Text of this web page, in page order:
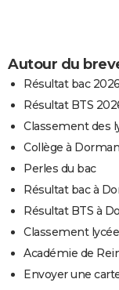
Autour du
Résultat bac 2026
Résultat BTS
Classement des
Collège à
Perles du bac
Résultat bac à
Résultat BTS à
Classement
Académie de
Envoyer une